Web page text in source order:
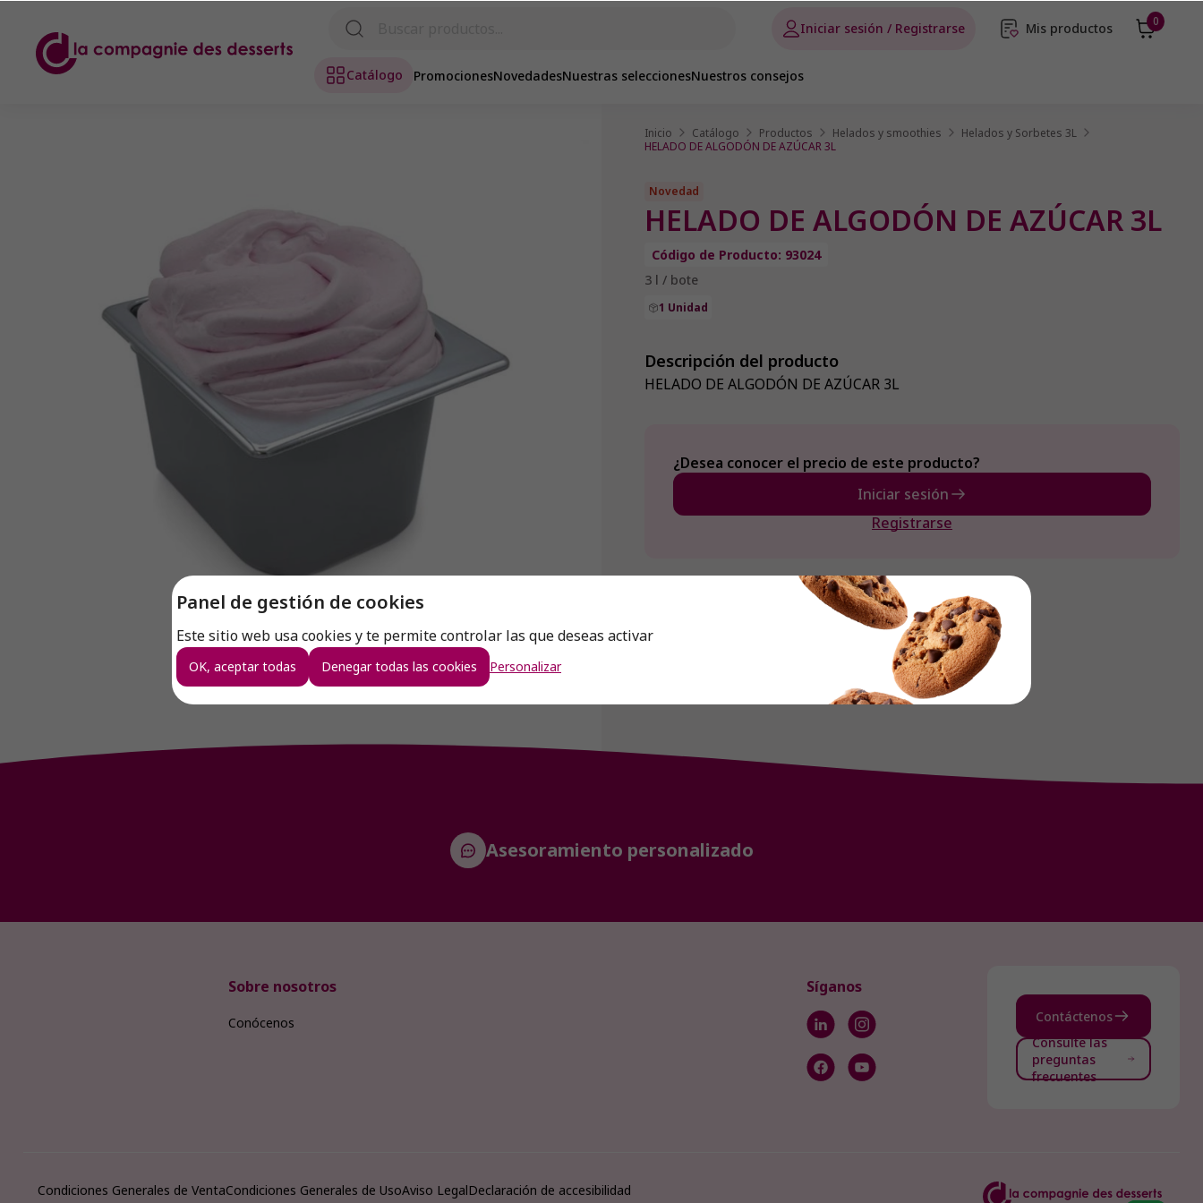
Panel de gestión de cookies
Este sitio web usa cookies y te permite controlar las que deseas activar
OK, aceptar todas Denegar todas las cookies Personalizar
Iniciar sesión / Registrarse 0
Mis productos
Catálogo PromocionesNovedadesNuestras seleccionesNuestros consejos
Inicio Catálogo Productos Helados y smoothies
Helados y Sorbetes 3L
HELADO DE ALGODÓN DE AZÚCAR 3L
Novedad
HELADO DE ALGODÓN DE AZÚCAR 3L
Código de Producto: 93024
3 l / bote
1 Unidad
Descripción del producto
HELADO DE ALGODÓN DE AZÚCAR 3L
¿Desea conocer el precio de este producto?
Iniciar sesión
Registrarse
Asesoramiento personalizado
Sobre nosotros
Conócenos
Síganos
Contáctenos
Consulte las
preguntas
frecuentes
Condiciones Generales de VentaCondiciones Generales de UsoAviso LegalDeclaración de accesibilidad